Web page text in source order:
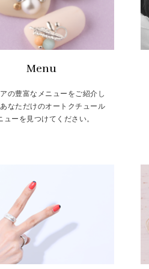
Menu
アの豊富なメニューをご紹介し
なただけのオートクチュール
ューを見つけてください。